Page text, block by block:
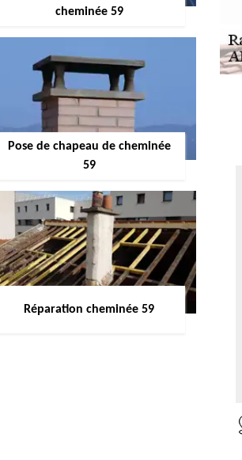
cheminée 59
Pose de chapeau de cheminée
59
Réparation cheminée 59